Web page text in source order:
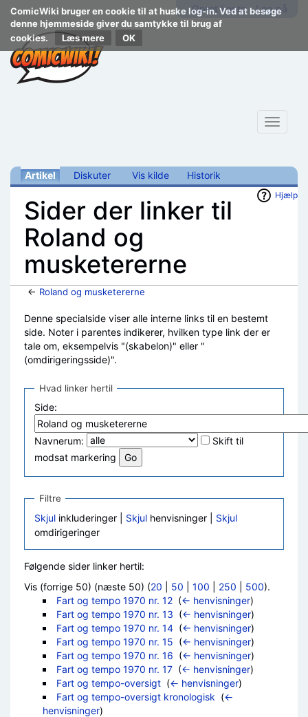
ComicWiki bruger en cookie til at huske log-in. Ved at besøge
denne hjemmeside giver du samtykke til brug af
cookies.
Læs mere
Opret konto Log på
Toggle
Artikel Diskuter Vis kilde Historik
Hjælp
Sider der linker til
Roland og
musketererne
← Roland og musketererne
Denne specialside viser alle interne links til en bestemt
side. Noter i parentes indikerer, hvilken type link der er
tale om, eksempelvis "(skabelon)" eller "
(omdirigeringsside)".
Hvad linker hertil
Side:
Navnerum:
Skift til
modsat markering
Filtre
Skjul inkluderinger | Skjul henvisninger | Skjul
omdirigeringer
Følgende sider linker hertil:
Vis (forrige 50) (næste 50) (20 50 100 250 500).
Fart og tempo 1970 nr. 12‎ (← henvisninger)
Fart og tempo 1970 nr. 13 (← henvisninger)
Fart og tempo 1970 nr. 14‎ (← henvisninger)
Fart og tempo 1970 nr. 15 (← henvisninger)
Fart og tempo 1970 nr. 16 (← henvisninger)
Fart og tempo 1970 nr. 17‎ (← henvisninger)
Fart og tempo-oversigt‎ (← henvisninger)
Fart og tempo-oversigt kronologisk (←
henvisninger)